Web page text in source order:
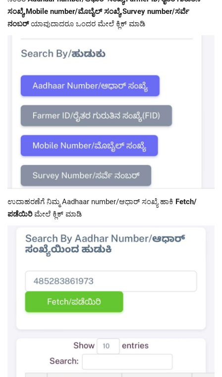
ಸಂಖ್ಯೆ,Mobile number/ಮೊಬೈಲ್ ಸಂಖ್ಯೆ,Survey number/ಸರ್ವೆ
ನಂಬರ್ಯಾವುದಾದರೂ ಒಂದರ ಮೇಲೆ ಕ್ಲಿಕ್ ಮಾಡಿ
ಉದಾಹರಣೆಗೆ ನಿಮ್ಮ Aadhaar number/ಆಧಾರ್ ಸಂಖ್ಯೆ ಹಾಕಿ Fetch/
ಪಡೆಯಿರಿಮೇಲೆ ಕ್ಲಿಕ್ ಮಾಡಿ